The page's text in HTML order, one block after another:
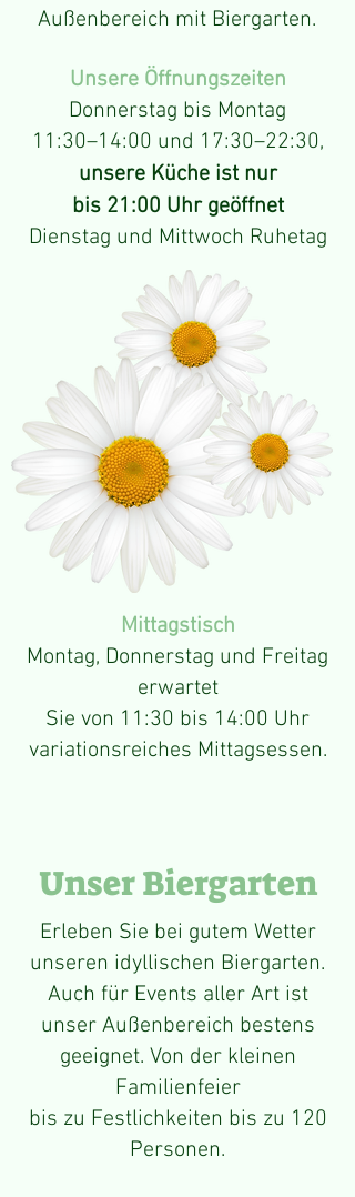
Außenbereich mit Biergarten.
Unsere Öffnungszeiten
Donnerstag bis Montag
11:30–14:00 und 17:30–22:30,
unsere Küche ist nur
bis 21:00 Uhr geöffnet
Dienstag und Mittwoch Ruhetag
Mittagstisch
Montag, Donnerstag und Freitag
erwartet
Sie von 11:30 bis 14:00 Uhr
variationsreiches Mittagsessen.
Unser Biergarten
Erleben Sie bei gutem Wetter
unseren idyllischen Biergarten.
Auch für Events aller Art ist
unser Außenbereich bestens
geeignet. Von der kleinen
Familienfeier
bis zu Festlichkeiten bis zu 120
Personen.